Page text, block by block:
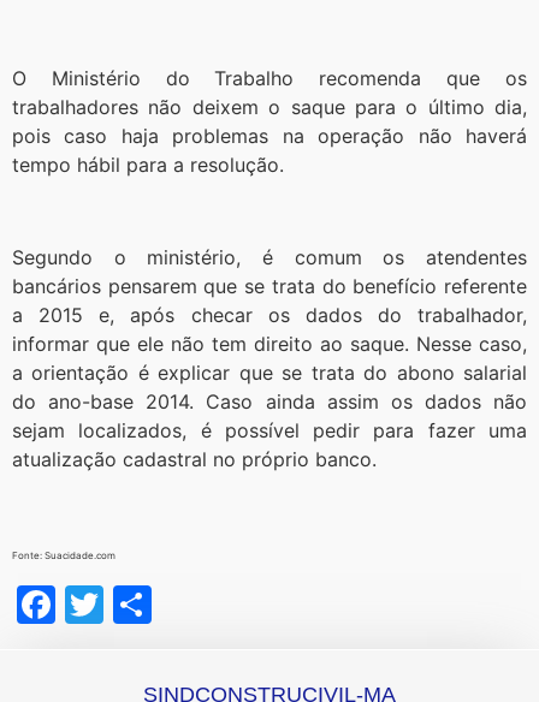
O Ministério do Trabalho recomenda que os
trabalhadores não deixem o saque para o último dia,
pois caso haja problemas na operação não haverá
tempo hábil para a resolução.
Segundo o ministério, é comum os atendentes
bancários pensarem que se trata do benefício referente
a 2015 e, após checar os dados do trabalhador,
informar que ele não tem direito ao saque. Nesse caso,
a orientação é explicar que se trata do abono salarial
do ano-base 2014. Caso ainda assim os dados não
sejam localizados, é possível pedir para fazer uma
atualização cadastral no próprio banco.
Fonte: Suacidade.com
Facebook
Twitter
SINDCONSTRUCIVIL-MA